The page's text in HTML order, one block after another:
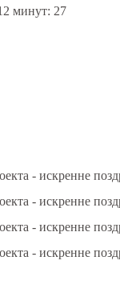
минут: 27
- искренне
- искренне
- искренне
- искренне